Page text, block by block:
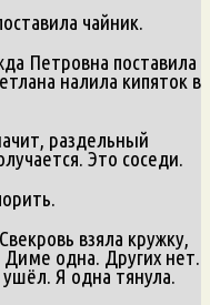
чайник.
Петровна поставила
налила кипяток в
раздельный
Это соседи.
взяла кружку,
одна. Других нет.
Я одна тянула.